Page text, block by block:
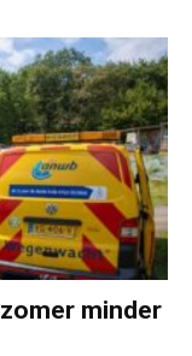
minder